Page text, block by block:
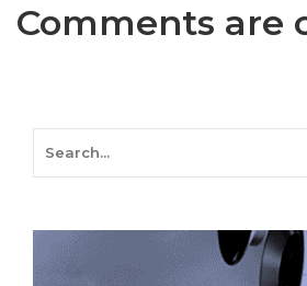
Comments are